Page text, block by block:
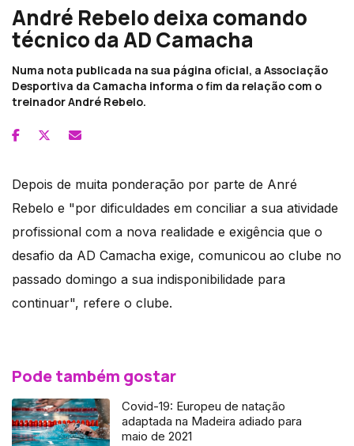
André Rebelo deixa comando
técnico da AD Camacha
Numa nota publicada na sua página oficial, a Associação
Desportiva da Camacha informa o fim da relação com o
treinador André Rebelo.
Depois de muita ponderação por parte de Anré
Rebelo e "por dificuldades em conciliar a sua atividade
profissional com a nova realidade e exigência que o
desafio da AD Camacha exige, comunicou ao clube no
passado domingo a sua indisponibilidade para
continuar", refere o clube.
Pode também gostar
Covid-19: Europeu de natação
adaptada na Madeira adiado para
maio de 2021